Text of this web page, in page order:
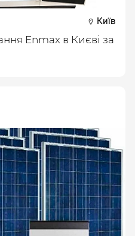
Київ
Enmax в Києві за